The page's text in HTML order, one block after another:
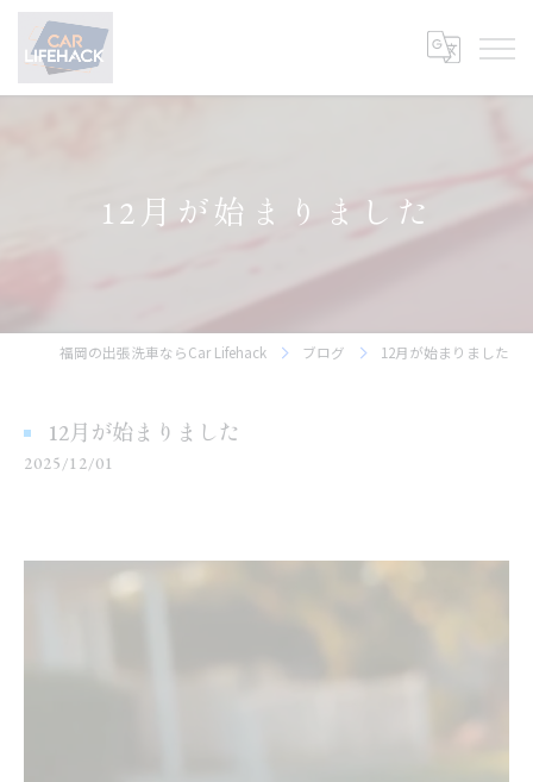
12月が始まりました
福岡の出張洗車ならCar Lifehack ブログ 12月が始まりました
12月が始まりました
2025/12/01